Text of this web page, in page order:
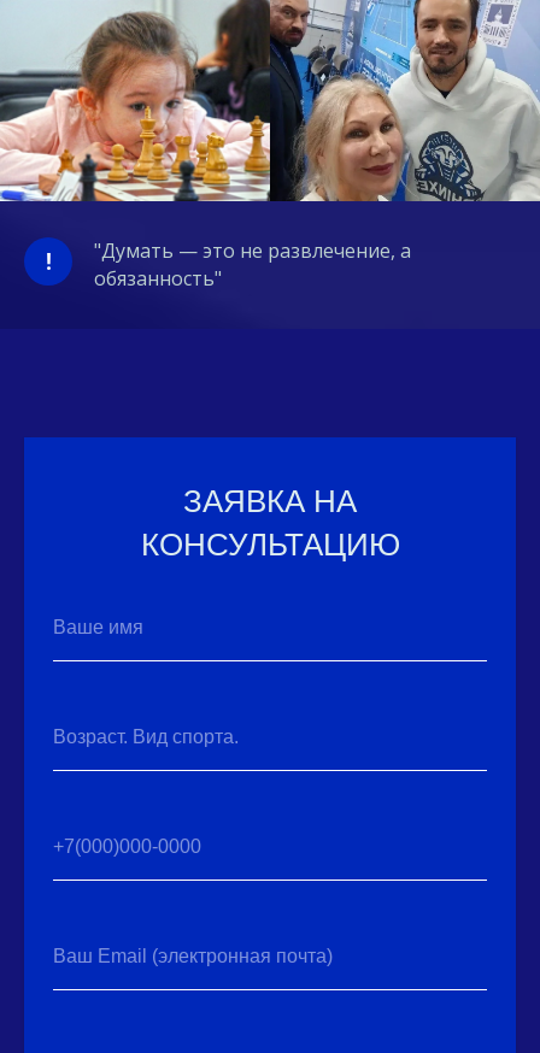
!
"Думать — это не развлечение, а
обязанность"
ЗАЯВКА НА
КОНСУЛЬТАЦИЮ
Ваше имя
Возраст. Вид спорта.
+7(000)000-0000
Ваш Email (электронная почта)